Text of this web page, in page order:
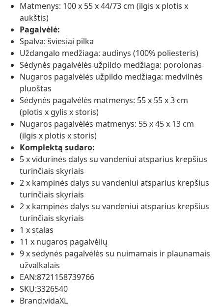
Matmenys: 100 x 55 x 44/73 cm (ilgis x plotis x
aukštis)
Pagalvėlė:
Spalva: šviesiai pilka
Uždangalo medžiaga: audinys (100% poliesteris)
Sėdynės pagalvėlės užpildo medžiaga: porolonas
Nugaros pagalvėlės užpildo medžiaga: medvilnės
pluoštas
Sėdynės pagalvėlės matmenys: 55 x 55 x 3 cm
(plotis x gylis x storis)
Nugaros pagalvėlės matmenys: 55 x 45 x 13 cm
(ilgis x plotis x storis)
Komplektą sudaro:
5 x vidurinės dalys su vandeniui atsparius krepšius
turinčiais skyriais
2 x kampinės dalys su vandeniui atsparius krepšius
turinčiais skyriais
2 x kampinės dalys su vandeniui atsparius krepšius
turinčiais skyriais
1 x stalas
11 x nugaros pagalvėlių
9 x sėdynės pagalvėlės su nuimamais ir plaunamais
užvalkalais
EAN:8721158739766
SKU:3326540
Brand:vidaXL